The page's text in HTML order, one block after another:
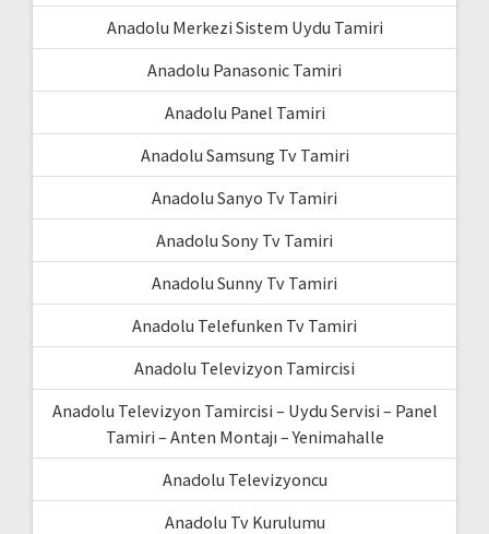
Anadolu Merkezi Sistem Uydu Tamiri
Anadolu Panasonic Tamiri
Anadolu Panel Tamiri
Anadolu Samsung Tv Tamiri
Anadolu Sanyo Tv Tamiri
Anadolu Sony Tv Tamiri
Anadolu Sunny Tv Tamiri
Anadolu Telefunken Tv Tamiri
Anadolu Televizyon Tamircisi
Anadolu Televizyon Tamircisi – Uydu Servisi – Panel
Tamiri – Anten Montajı – Yenimahalle
Anadolu Televizyoncu
Anadolu Tv Kurulumu